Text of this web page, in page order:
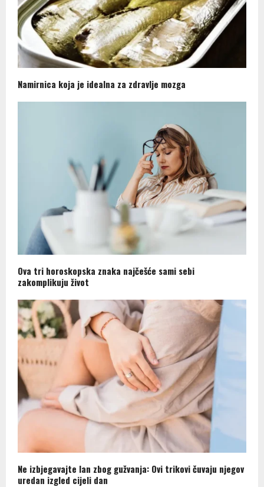
Namirnica koja je idealna za zdravlje mozga
Ova tri horoskopska znaka najčešće sami sebi
zakomplikuju život
Ne izbjegavajte lan zbog gužvanja: Ovi trikovi čuvaju njegov
uredan izgled cijeli dan